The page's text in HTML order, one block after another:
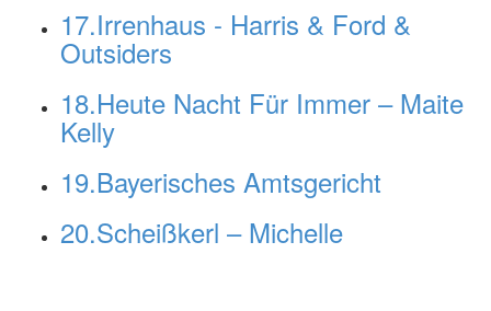
17.Irrenhaus - Harris & Ford &
Outsiders
18.Heute Nacht Für Immer – Maite
Kelly
19.Bayerisches Amtsgericht
20.Scheißkerl – Michelle